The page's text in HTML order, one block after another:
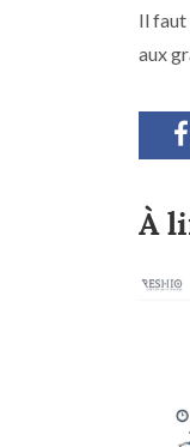
Il faut
aux
À